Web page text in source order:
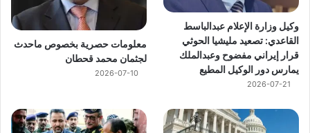
وكيل وزارة الإعلام عبدالباسط
القاعدي: تصعيد مليشيا الحوثي
قرار إيراني مفضوح وعبدالملك
يمارس دور الوكيل المطيع
2026-07-21
معلومات حصرية بخصوص ماحدث
لجثمان محمد قحطان
2026-07-10